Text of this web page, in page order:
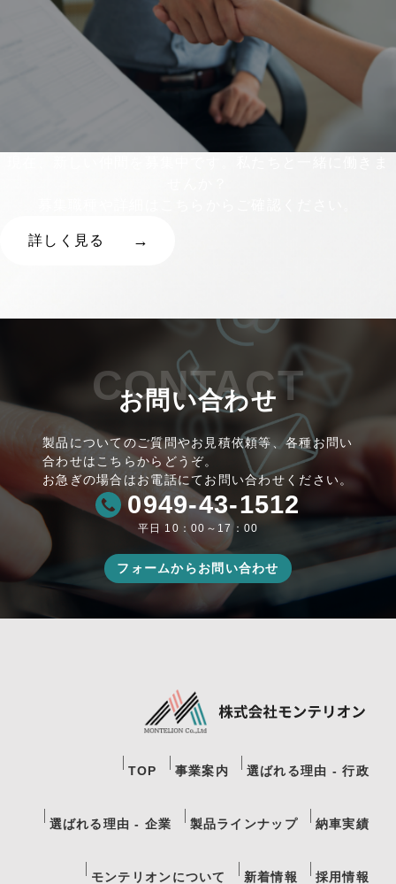
詳しく見る
CONTACT
お問い合わせ
製品についてのご質問やお見積依頼等、各種お問い
合わせはこちらからどうぞ。
お急ぎの場合はお電話にてお問い合わせください。
0949-43-1512
平日 10：00～17：00
フォームからお問い合わせ
TOP 事業案内 選ばれる理由 - 行政
選ばれる理由 - 企業 製品ラインナップ 納車実績
モンテリオンについて 新着情報 採用情報